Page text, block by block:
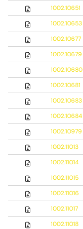
1002.10651
1002.10653
1002.10677
1002.10679
1002.10680
1002.10681
1002.10683
1002.10684
1002.10979
1002.11013
1002.11014
1002.11015
1002.11016
1002.11017
1002.11018